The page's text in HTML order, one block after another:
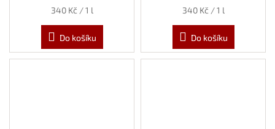
Měrná
340 Kč / 1 l
Do košíku
Měrná
340 Kč / 1 l
Do košíku